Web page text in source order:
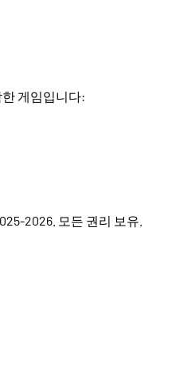
게임입니다:
2026. 모든 권리 보유.